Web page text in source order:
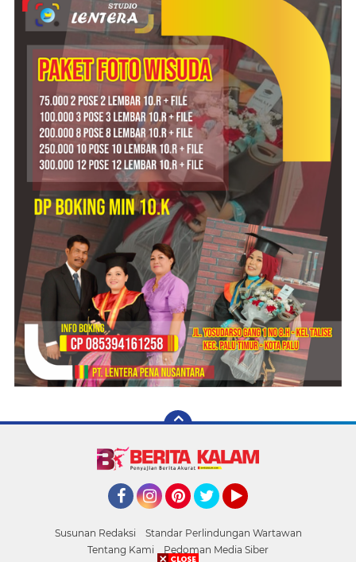
Susunan Redaksi
Standar Perlindungan Wartawan
Tentang Kami
Pedoman Media Siber